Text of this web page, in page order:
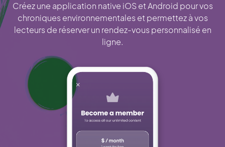
Créez une application native iOS et Android pour vos
chroniques environnementales et permettez à vos
lecteurs de réserver un rendez-vous personnalisé en
ligne.